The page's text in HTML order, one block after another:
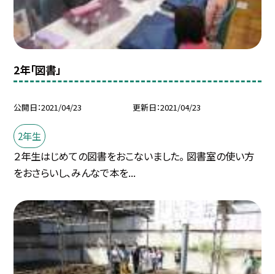
2年「図書」
公開日 2021/04/23 更新日 2021/04/23
2年生
２年生はじめての図書をおこないました。 図書室の使い方
をおさらいし、みんなで本を...